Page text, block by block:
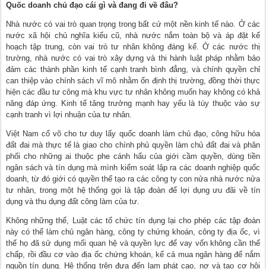
Quốc doanh chủ đạo cái gì và đang đi về đâu?
Nhà nước có vai trò quan trọng trong bất cứ một nền kinh tế nào. Ở các
nước xã hội chủ nghĩa kiểu cũ, nhà nước nắm toàn bộ và áp đặt kế
hoạch tập trung, còn vai trò tư nhân không đáng kể. Ở các nước thị
trường, nhà nước có vai trò xây dựng và thi hành luật pháp nhằm bảo
đảm các thành phần kinh tế cạnh tranh bình đẳng, và chính quyền chỉ
can thiệp vào chính sách vĩ mô nhằm ổn định thị trường, đồng thời thực
hiện các đầu tư công mà khu vực tư nhân không muốn hay không có khả
năng đáp ứng. Kinh tế tăng trưởng mạnh hay yếu là tùy thuộc vào sự
cạnh tranh vì lợi nhuận của tư nhân.
Việt Nam cổ võ cho tư duy lấy quốc doanh làm chủ đạo, công hữu hóa
đất đai mà thực tế là giao cho chính phủ quyền làm chủ đất đai và phân
phối cho những ai thuộc phe cánh hẩu của giới cầm quyền, dùng tiền
ngân sách và tín dụng mà mình kiểm soát lập ra các doanh nghiệp quốc
doanh, từ đó giới có quyền thế tạo ra các công ty con nửa nhà nước nửa
tư nhân, trong một hệ thống gọi là tập đoàn để lợi dụng ưu đãi về tín
dụng và thu dụng đất công làm của tư.
Không những thế, Luật các tổ chức tín dụng lại cho phép các tập đoàn
này có thể làm chủ ngân hàng, công ty chứng khoán, công ty địa ốc, vì
thế họ đã sử dụng mối quan hệ và quyền lực để vay vốn không cần thế
chấp, rồi đầu cơ vào địa ốc chứng khoán, kể cả mua ngân hàng để nắm
nguồn tín dụng. Hệ thống trên đưa đến lạm phát cao, nợ và tạo cơ hội